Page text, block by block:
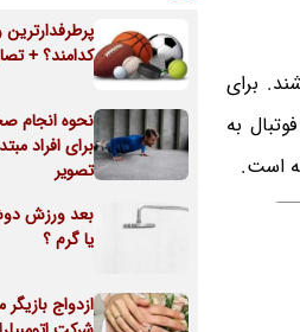
شرایطی سخت باشند. برای
به
کدامند؟ +
نحوه انجام
برای افراد
تصویر
بعد ورزش
یا گرم ؟
ازدواج